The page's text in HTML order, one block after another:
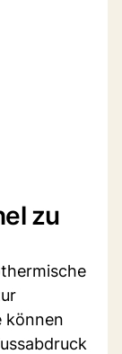
zu
können